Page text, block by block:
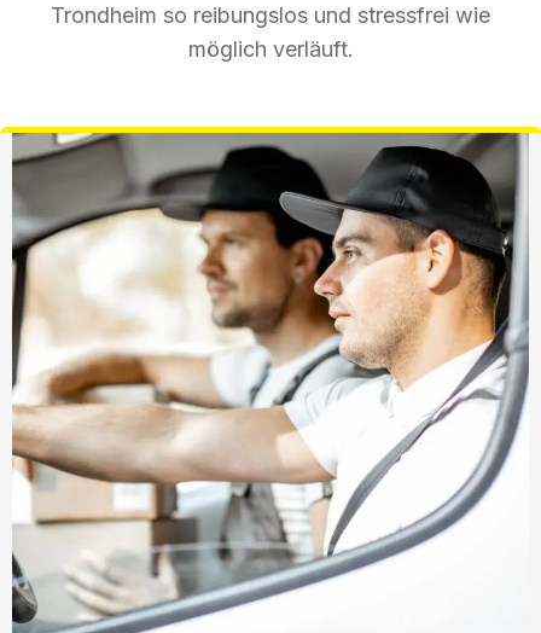
Trondheim so reibungslos und stressfrei wie
möglich verläuft.